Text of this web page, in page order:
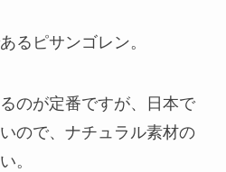
るピサンゴレン。
のが定番ですが、日本で
ので、ナチュラル素材の
。